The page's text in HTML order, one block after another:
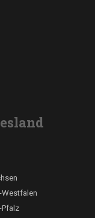
Pfalz